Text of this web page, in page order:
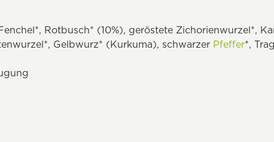
Rotbusch* (10%), geröstete Zichorienwurzel*,
Gelbwurz* (Kurkuma), schwarzer Pfeffer*,